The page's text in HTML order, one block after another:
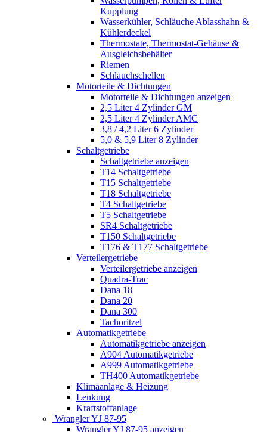
Kupplung
Wasserkühler, Schläuche Ablasshahn &
Kühlerdeckel
Thermostate, Thermostat-Gehäuse &
Ausgleichsbehälter
Riemen
Schlauchschellen
Motorteile & Dichtungen
Motorteile & Dichtungen anzeigen
2,5 Liter 4 Zylinder GM
2,5 Liter 4 Zylinder AMC
3,8 / 4,2 Liter 6 Zylinder
5,0 & 5,9 Liter 8 Zylinder
Schaltgetriebe
Schaltgetriebe anzeigen
T14 Schaltgetriebe
T15 Schaltgetriebe
T18 Schaltgetriebe
T4 Schaltgetriebe
T5 Schaltgetriebe
SR4 Schaltgetriebe
T150 Schaltgetriebe
T176 & T177 Schaltgetriebe
Verteilergetriebe
Verteilergetriebe anzeigen
Quadra-Trac
Dana 18
Dana 20
Dana 300
Tachoritzel
Automatikgetriebe
Automatikgetriebe anzeigen
A904 Automatikgetriebe
A999 Automatikgetriebe
TH400 Automatikgetriebe
Klimaanlage & Heizung
Lenkung
Kraftstoffanlage
Wrangler YJ 87-95
Wrangler YJ 87-95 anzeigen